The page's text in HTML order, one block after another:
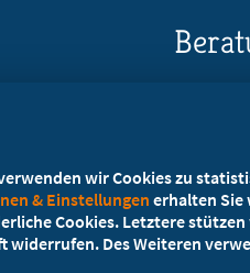
wir Cookies zu
& Einstellungen erhalten
Cookies. Letztere
Des Weiteren